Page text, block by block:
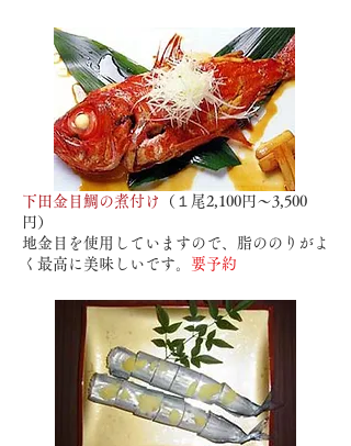
下田金目鯛の煮付け
（１尾2,100円～3,500
円）
地金目を使用していますので、脂ののりがよ
く最高に美味しいです。 要予約